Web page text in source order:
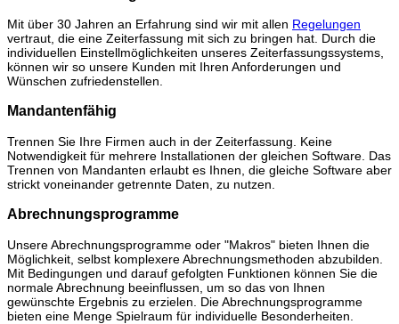
Mit über 30 Jahren an Erfahrung sind wir mit allen Regelungen
vertraut, die eine Zeiterfassung mit sich zu bringen hat. Durch die
individuellen Einstellmöglichkeiten unseres Zeiterfassungssystems,
können wir so unsere Kunden mit Ihren Anforderungen und
Wünschen zufriedenstellen.
Mandantenfähig
Trennen Sie Ihre Firmen auch in der Zeiterfassung. Keine
Notwendigkeit für mehrere Installationen der gleichen Software. Das
Trennen von Mandanten erlaubt es Ihnen, die gleiche Software aber
strickt voneinander getrennte Daten, zu nutzen.
Abrechnungsprogramme
Unsere Abrechnungsprogramme oder "Makros" bieten Ihnen die
Möglichkeit, selbst komplexere Abrechnungsmethoden abzubilden.
Mit Bedingungen und darauf gefolgten Funktionen können Sie die
normale Abrechnung beeinflussen, um so das von Ihnen
gewünschte Ergebnis zu erzielen. Die Abrechnungsprogramme
bieten eine Menge Spielraum für individuelle Besonderheiten.